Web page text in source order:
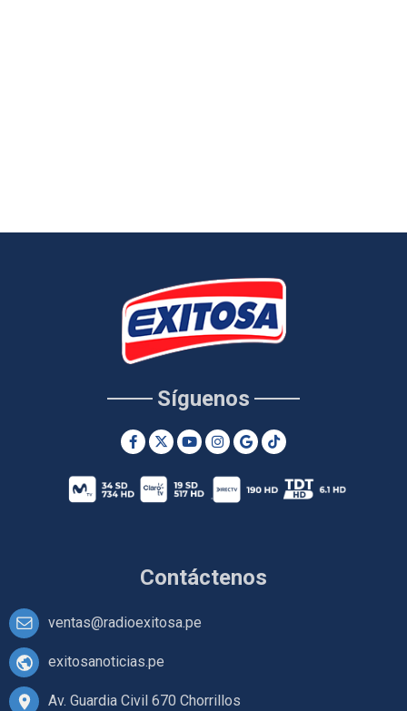
Contáctenos
ventas@radioexitosa.pe
exitosanoticias.pe
Av. Guardia Civil 670 Chorrillos
Síguenos